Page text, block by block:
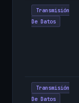
Transmisión
De Datos
Transmisión
De Datos